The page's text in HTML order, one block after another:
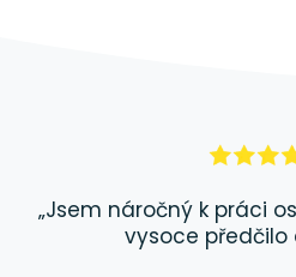
„Jsem náročný k práci
vysoce předčilo